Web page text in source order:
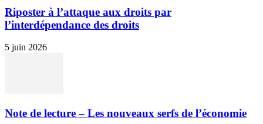
Riposter à l’attaque aux droits par
l’interdépendance des droits
5 juin 2026
Note de lecture – Les nouveaux serfs de l’économie